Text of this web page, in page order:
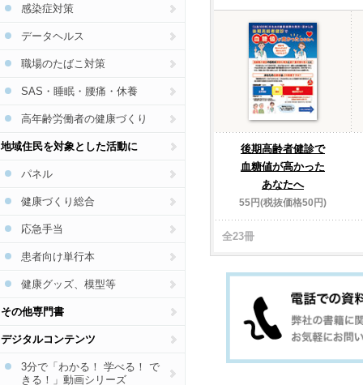
後期高齢者健診で
血糖値が高かった
あなたへ
55円(税抜価格50円)
全23冊
ジカウイルス・デング熱
認知症
フレイル・低栄養
熱中症
がん
感染症対策
データヘルス
職場のたばこ対策
SAS・睡眠・腰痛・休養
高年齢労働者の健康づくり
地域住民を対象とした活動に
パネル
健康づくり総合
応急手当
患者向け単行本
健康グッズ、模型等
その他専門書
デジタルコンテンツ
3分で「わかる！ 学べる！ で
きる！」動画シリーズ